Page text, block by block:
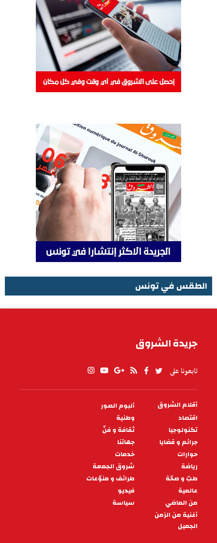
الطقس في تونس
جريدة الشروق
تابعونا على
PIED
DE
PAGE
أقلام الشروق
ألبوم الصور
اقتصاد
وطنية
تكنولوجيا
ثقافة و فنّ
جرائم و قضايا
جهاتنا
حوارات
خدمات
رياضة
شروق الجمعة
طبّ و صحّة
طرائف و منوّعات
عالمية
فيديو
من الماضي
سياسة
أغنية من الزمن
الجميل